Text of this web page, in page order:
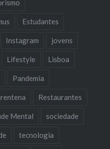
Estudantes
Instagram jovens
Lifestyle Lisboa
Pandemia
Restaurantes
Mental sociedade
tecnologia